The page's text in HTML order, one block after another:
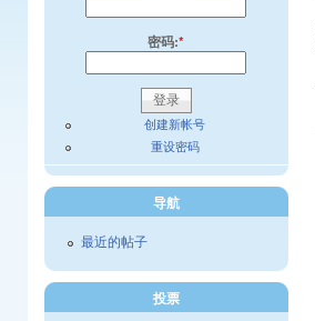
密码:*
创建新帐号
重设密码
导航
最近的帖子
投票